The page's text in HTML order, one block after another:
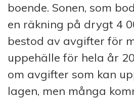
boende. Sonen, som
en räkning på drygt 4
bestod av avgifter för
uppehälle för hela år
om avgifter som kan
lagen, men många